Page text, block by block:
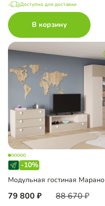
Доступно для доставки
В корзину
-10%
Модульная гостиная Марано
79 800 88 670